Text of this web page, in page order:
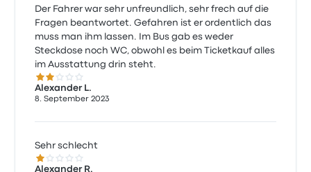
Der Fahrer war sehr unfreundlich, sehr frech auf die
Fragen beantwortet. Gefahren ist er ordentlich das
muss man ihm lassen. Im Bus gab es weder
Steckdose noch WC, obwohl es beim Ticketkauf alles
im Ausstattung drin steht.
2.0 von 5 Sternen
Alexander L.
8. September 2023
Sehr schlecht
1.0 von 5 Sternen
Alexander R.